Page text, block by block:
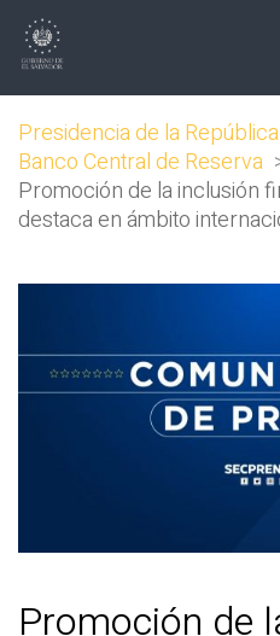
Presidencia de la
Banco Central de Reserva
Promoción de la inclusión
destaca en ámbito
Promoción de